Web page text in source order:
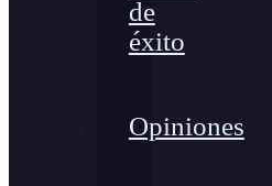
de
éxito
Opiniones